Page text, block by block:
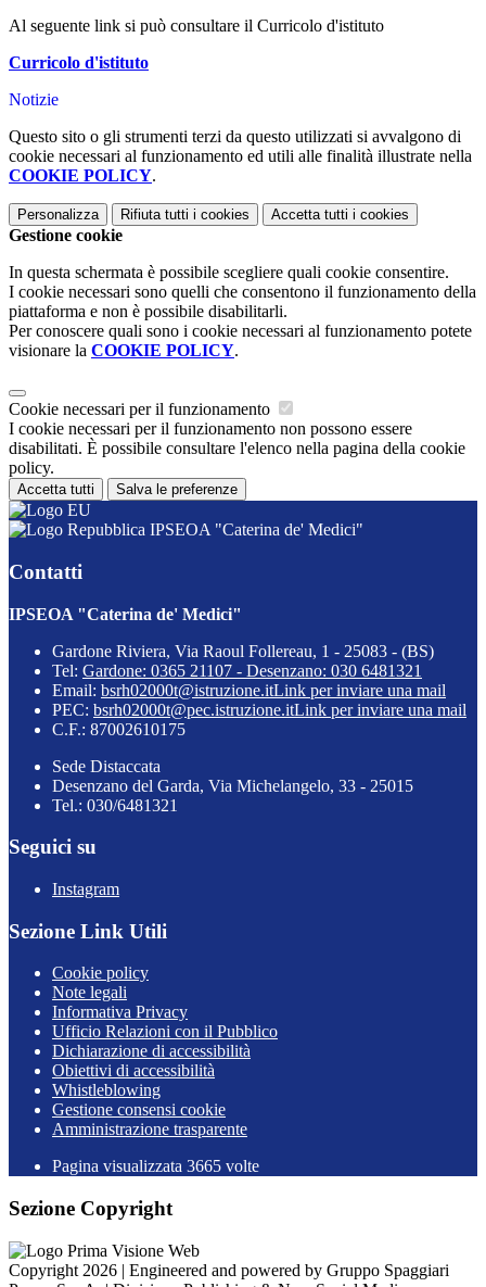
Al seguente link si può consultare il Curricolo d'istituto
Curricolo d'istituto
Notizie
Questo sito o gli strumenti terzi da questo utilizzati si avvalgono di
cookie necessari al funzionamento ed utili alle finalità illustrate nella
COOKIE POLICY.
Personalizza Rifiuta tutti i cookies Accetta tutti i cookies
Gestione cookie
In questa schermata è possibile scegliere quali cookie consentire.
I cookie necessari sono quelli che consentono il funzionamento della
piattaforma e non è possibile disabilitarli.
Per conoscere quali sono i cookie necessari al funzionamento potete
visionare la COOKIE POLICY.
Cookie necessari per il funzionamento
I cookie necessari per il funzionamento non possono essere
disabilitati. È possibile consultare l'elenco nella pagina della cookie
policy.
Accetta tutti Salva le preferenze
IPSEOA "Caterina de' Medici"
Contatti
IPSEOA "Caterina de' Medici"
Gardone Riviera, Via Raoul Follereau, 1 - 25083 - (BS)
Tel: Gardone: 0365 21107 - Desenzano: 030 6481321
Email: bsrh02000t@istruzione.itLink per inviare una mail
PEC: bsrh02000t@pec.istruzione.itLink per inviare una mail
C.F.: 87002610175
Sede Distaccata
Desenzano del Garda, Via Michelangelo, 33 - 25015
Tel.: 030/6481321
Seguici su
Instagram
Sezione Link Utili
Cookie policy
Note legali
Informativa Privacy
Ufficio Relazioni con il Pubblico
Dichiarazione di accessibilità
Obiettivi di accessibilità
Whistleblowing
Gestione consensi cookie
Amministrazione trasparente
Pagina visualizzata 3665 volte
Sezione Copyright
Copyright 2026 | Engineered and powered by Gruppo Spaggiari